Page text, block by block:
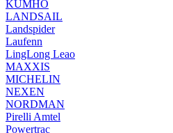
KUMHO
LANDSAIL
Landspider
Laufenn
LingLong Leao
MAXXIS
MICHELIN
NEXEN
NORDMAN
Pirelli Amtel
Powertrac